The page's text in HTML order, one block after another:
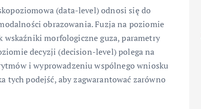
(data-level) odnosi się do
obrazowania. Fuzja na poziomie
morfologiczne guza, parametry
decyzji (decision-level) polega na
i wyprowadzeniu wspólnego wniosku
tych podejść, aby zagwarantować zarówno